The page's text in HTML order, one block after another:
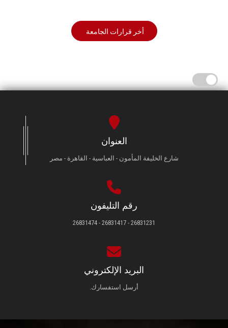
أخر قرارات الجامعة
العنوان
شارع الخليفة المأمون - العباسية - القاهرة - مصر
رقم التليفون
26831231 - 26831417 - 26831474
البريد الإلكتروني
أرسل استفسارك.